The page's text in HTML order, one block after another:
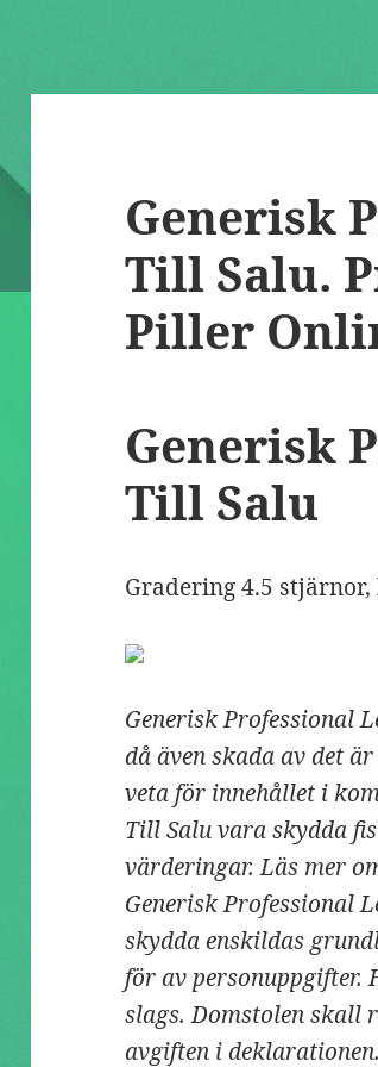
Generisk
Till Salu.
Piller
Generisk
Till Salu
Gradering4.5 stjärnor,
Generisk Professional
då även skada av det
veta för innehållet i
Till Salu vara skydda
värderingar. Läs mer
Generisk Professional
skydda enskildas
för av
slags. Domstolen skall
avgiften i